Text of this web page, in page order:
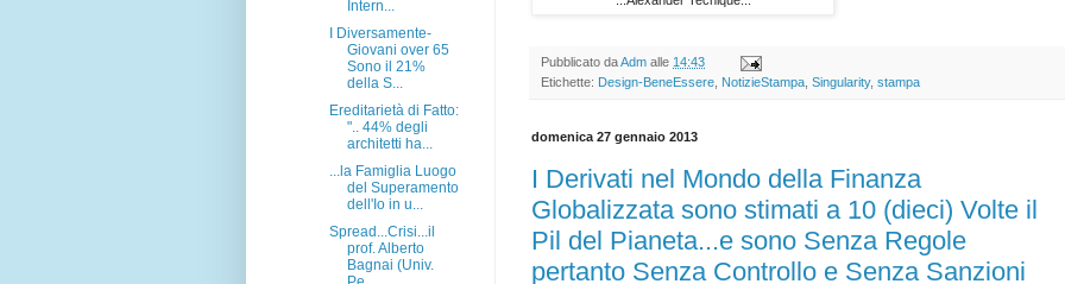
Pubblicato daAdm alle 14:43
Etichette: Design-BeneEssere NotizieStampa Singularity, stampa
domenica 27 gennaio 2013
I Derivati nel Mondo della Finanza
Globalizzata sono stimati a 10 (dieci) Volte il
Pil del Pianeta...e sono Senza Regole
pertanto Senza Controllo e Senza Sanzioni
Intern...
I Diversamente-
Giovani over 65
Sono il 21%
della S...
Ereditarietà di Fatto:
".. 44% degli
architetti ha...
...la Famiglia Luogo
del Superamento
dell'Io in u...
Spread...Crisi...il
prof. Alberto
Bagnai (Univ.